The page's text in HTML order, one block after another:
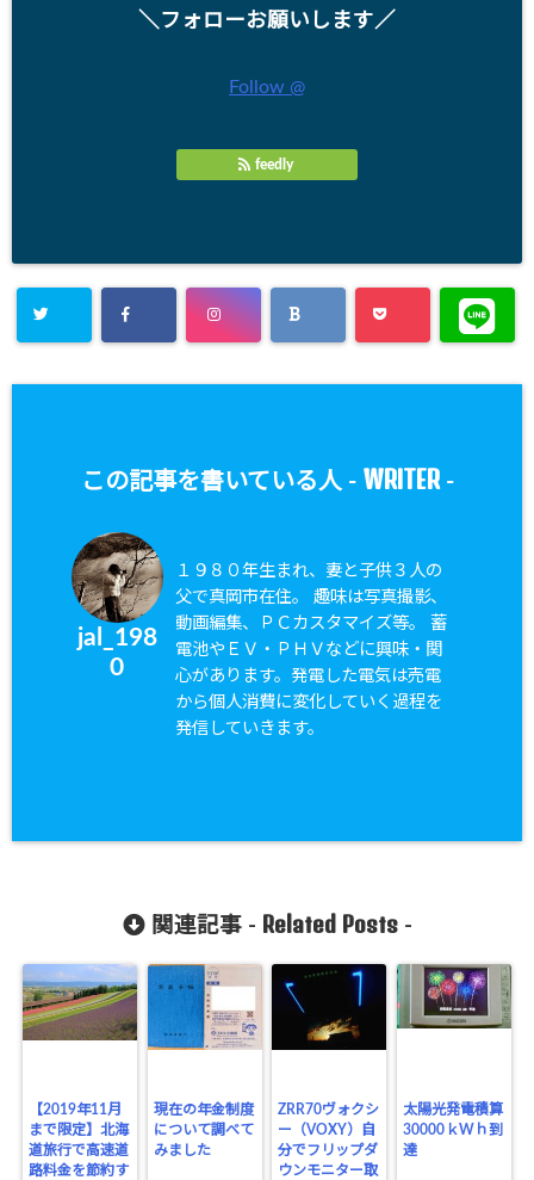
＼フォローお願いします／
Follow @
feedly
この記事を書いている人 - WRITER-
jal_198
0
１９８０年生まれ、妻と子供３人の
父で真岡市在住。 趣味は写真撮影、
動画編集、ＰＣカスタマイズ等。 蓄
電池やＥＶ・ＰＨＶなどに興味・関
心があります。発電した電気は売電
から個人消費に変化していく過程を
発信していきます。
関連記事 - Related Posts-
【2019年11月
まで限定】北海
道旅行で高速道
路料金を節約す
現在の年金制度
について調べて
みました
ZRR70ヴォクシ
ー（VOXY）自
分でフリップダ
ウンモニター取
太陽光発電積算
30000ｋWｈ到
達